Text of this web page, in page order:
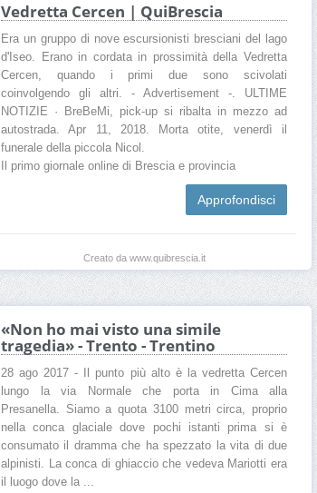
Vedretta Cercen | QuiBrescia
Era un gruppo di nove escursionisti bresciani del lago
d'Iseo. Erano in cordata in prossimità della Vedretta
Cercen, quando i primi due sono scivolati
coinvolgendo gli altri. - Advertisement -. ULTIME
NOTIZIE · BreBeMi, pick-up si ribalta in mezzo ad
autostrada. Apr 11, 2018. Morta otite, venerdì il
funerale della piccola Nicol.
Il primo giornale online di Brescia e provincia
Approfondisci
Creato da www.quibrescia.it
«Non ho mai visto una simile
tragedia» - Trento - Trentino
28 ago 2017 - Il punto più alto è la vedretta Cercen
lungo la via Normale che porta in Cima alla
Presanella. Siamo a quota 3100 metri circa, proprio
nella conca glaciale dove pochi istanti prima si è
consumato il dramma che ha spezzato la vita di due
alpinisti. La conca di ghiaccio che vedeva Mariotti era
il luogo dove la ...